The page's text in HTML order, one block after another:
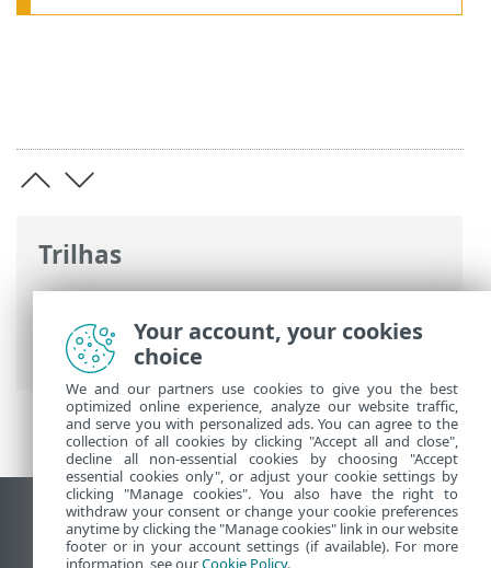
Trilhas
Ajuda on-line ESET>ESET PROTECT On-
Prem>Especificações> Hypervisors
compatíveis
Ver site para desktop
End of Life
Your account, your cookies
choice
We and our partners use cookies to give you the best
optimized online experience, analyze our website traffic,
and serve you with personalized ads. You can agree to the
collection of all cookies by clicking "Accept all and close",
decline all non-essential cookies by choosing "Accept
essential cookies only", or adjust your cookie settings by
clicking "Manage cookies". You also have the right to
withdraw your consent or change your cookie preferences
anytime by clicking the "Manage cookies" link in our website
footer or in your account settings (if available). For more
information, see ourCookie Policy.